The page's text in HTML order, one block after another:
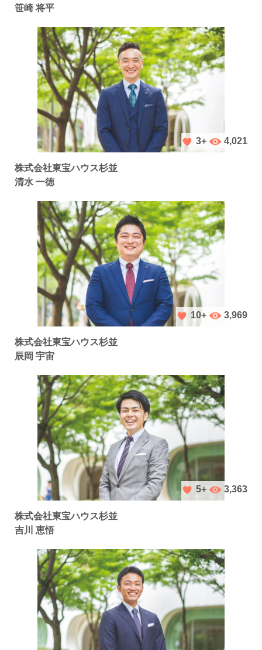
笹崎 将平
3+ 4,021
株式会社東宝ハウス杉並
清水 一徳
10+ 3,969
株式会社東宝ハウス杉並
辰岡 宇宙
5+ 3,363
株式会社東宝ハウス杉並
吉川 恵悟